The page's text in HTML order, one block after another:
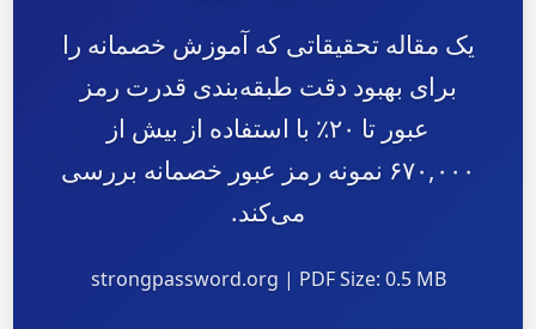
یک مقاله تحقیقاتی که آموزش خصمانه را
برای بهبود دقت طبقه‌بندی قدرت رمز
عبور تا ۲۰٪ با استفاده از بیش از
۶۷۰,۰۰۰ نمونه رمز عبور خصمانه بررسی
می‌کند.
strongpassword.org | PDF Size: 0.5 MB